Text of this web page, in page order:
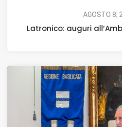
AGOSTO 8,
Latronico: auguri